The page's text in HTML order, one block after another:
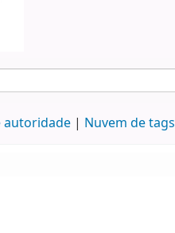
autoridade Nuvem de tags